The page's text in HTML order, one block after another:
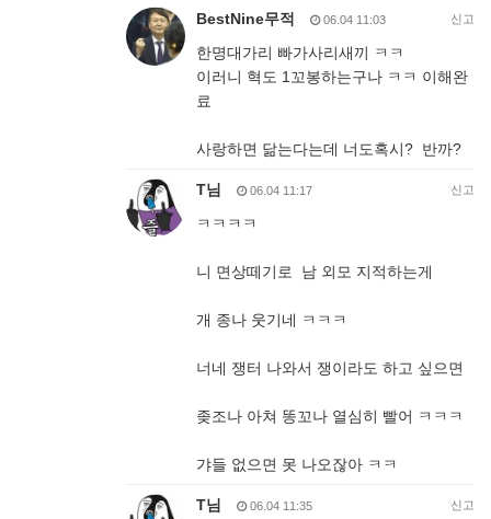
BestNine무적 06.04 11:03 신고
한명대가리 빠가사리새끼 ㅋㅋ
이러니 혁도 1꼬봉하는구나 ㅋㅋ 이해완
료
사랑하면 닮는다는데 너도혹시? 반까?
T님 06.04 11:17 신고
ㅋㅋㅋㅋ
니 면상떼기로 남 외모 지적하는게
개 종나 웃기네 ㅋㅋㅋ
너네 쟁터 나와서 쟁이라도 하고 싶으면
좆조나 아쳐 똥꼬나 열심히 빨어 ㅋㅋㅋ
갸들 없으면 못 나오잖아 ㅋㅋ
T님 06.04 11:35 신고